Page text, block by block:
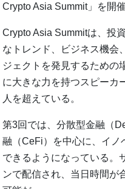
Crypto Asia Summit」を開催
Crypto Asia Summitは、投
なトレンド、ビジネス機会
ジェクトを発見するための
に大きな力を持つスピーカ
人を超えている。
第3回では、分散型金融（
融（CeFi）を中心に、イノ
できるようになっている。
ンで配信され、当日時間が